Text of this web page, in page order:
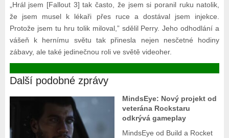
„Hrál jsem [Fallout 3] tak často, že jsem si poranil ruku natolik,
že jsem musel k lékaři přes ruce a dostával jsem injekce.
Protože jsem tu hru tolik miloval,” sdělil Perry. Jeho odhodlání a
vášeň k hernímu světu tak přinesla nejen nesčetné hodiny
zábavy, ale také jedinečnou roli ve světě videoher.
Další podobné zprávy
MindsEye: Nový projekt od
veterána Rockstaru
odkrývá gameplay
MindsEye od Build a Rocket